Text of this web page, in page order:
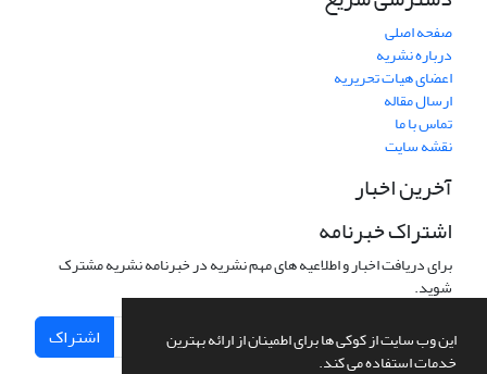
این وب سایت از کوکی ها برای اطمینان از ارائه بهترین
خدمات استفاده می کند.
صفحه اصلی
درباره نشریه
اعضای هیات تحریریه
ارسال مقاله
تماس با ما
نقشه سایت
آخرین اخبار
اشتراک خبرنامه
برای دریافت اخبار و اطلاعیه های مهم نشریه در خبرنامه نشریه مشترک
شوید.
اشتراک